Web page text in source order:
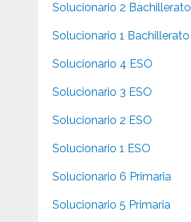
Solucionario 2 Bachillerato
Solucionario 1 Bachillerato
Solucionario 4 ESO
Solucionario 3 ESO
Solucionario 2 ESO
Solucionario 1 ESO
Solucionario 6 Primaria
Solucionario 5 Primaria